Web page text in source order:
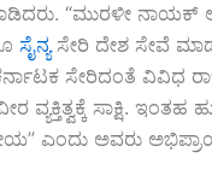
“ಮುರಳೀ ನಾಯಕ್
ಸೈನ್ಯಸೇರಿ ದೇಶ ಸೇವೆ
ಸೇರಿದಂತೆ ವಿವಿಧ
ವ್ಯಕ್ತಿತ್ವಕ್ಕೆ ಸಾಕ್ಷಿ.
ಎಂದು ಅವರು